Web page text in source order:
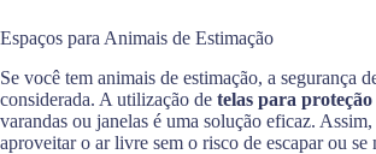
Espaços para Animais de Estimação
Se você tem animais de estimação, a segurança
considerada. A utilização de telas para
varandas ou janelas é uma solução eficaz.
aproveitar o ar livre sem o risco de escapar ou se